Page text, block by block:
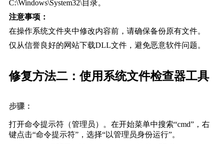
C:\Windows\System32\目录。
注意事项：
在操作系统文件夹中修改内容前，请确保备份原有文件。
仅从信誉良好的网站下载DLL文件，避免恶意软件问题。
修复方法二：使用系统文件检查器工具
步骤：
打开命令提示符（管理员）。在开始菜单中搜索“cmd”，右
键点击“命令提示符”，选择“以管理员身份运行”。